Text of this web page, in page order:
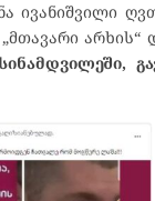
ივანიშვილი
არხის“